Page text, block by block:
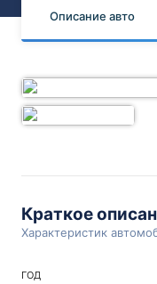
Описание авто
Краткое
Характеристик
ГОД